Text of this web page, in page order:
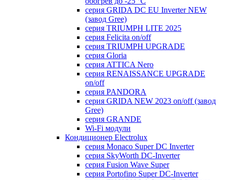
серия GRIDA DC EU Inverter NEW
(завод Gree)
серия TRIUMPH LITE 2025
серия Felicita on/off
серия TRIUMPH UPGRADE
серия Gloria
серия ATTICA Nero
серия RENAISSANCE UPGRADE
on/off
серия PANDORA
серия GRIDA NEW 2023 on/off (завод
Gree)
серия GRANDE
Wi-Fi модули
Кондиционер Electrolux
серия Monaco Super DC Inverter
серия SkyWorth DC-Inverter
серия Fusion Wave Super
серия Portofino Super DC-Inverter